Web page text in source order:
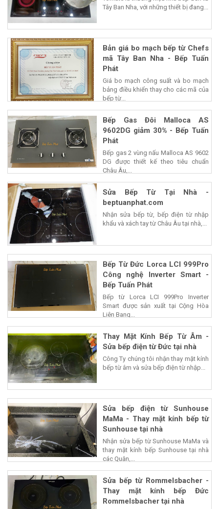
Tây Ban Nha, với những thiết bị đang...
Bản giá bo mạch bếp từ Chefs
mã Tây Ban Nha - Bếp Tuấn
Phát
Giá bo mạch công suất và bo mạch
bảng điều khiển thay cho các mã của
bếp từ...
Bếp Gas Đôi Malloca AS
9602DG giảm 30% - Bếp Tuấn
Phát
Bếp gas 2 vùng nấu Malloca AS 9602
DG được thiết kế theo tiêu chuẩn
Châu Âu,...
Sửa Bếp Từ Tại Nhà -
beptuanphat.com
Nhận sửa bếp từ, bếp điện từ nhập
khẩu và xách tay từ Châu Âu tại nhà,...
Bếp Từ Đức Lorca LCI 999Pro
Công nghệ Inverter Smart -
Bếp Tuấn Phát
Bếp từ Lorca LCI 999Pro Inverter
Smart được sản xuất tại Cộng Hòa
Liên Bang...
Thay Mặt Kính Bếp Từ Âm -
Sửa bếp điện từ Đức tại nhà
Công Ty chúng tôi nhận thay mặt kính
bếp từ âm và sửa bếp điện từ nhập...
Sửa bếp điện từ Sunhouse
MaMa - Thay mặt kính bếp từ
Sunhouse tại nhà
Nhận sửa bếp từ Sunhouse MaMa và
thay mặt kính bếp Sunhouse tại nhà
các Quận,...
Sửa bếp từ Rommelsbacher -
Thay mặt kính bếp Đức
Rommelsbacher tại nhà